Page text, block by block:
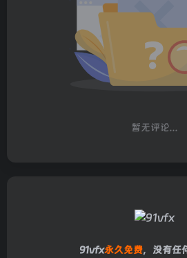
暂无评论...
91vfx永久免费，没有任